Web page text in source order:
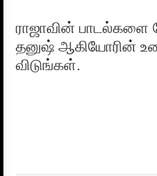
ராஜாவின் பாடல்களை
தனுஷ் ஆகியோரின்
விடுங்கள்.